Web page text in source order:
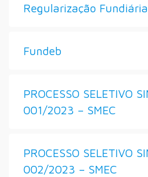
Regularização Fundiária
Fundeb
PROCESSO SELETIVO
001/2023 – SMEC
PROCESSO SELETIVO
002/2023 – SMEC